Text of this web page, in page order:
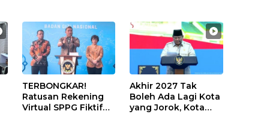
TERBONGKAR!
Ratusan Rekening
Virtual SPPG Fiktif
Akhir 2027 Tak
Boleh Ada Lagi Kota
yang Jorok, Kota